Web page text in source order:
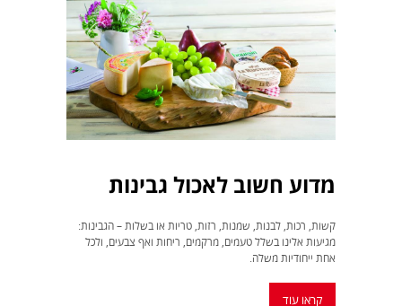
מדוע חשוב לאכול גבינות
קשות, רכות, לבנות, שמנות, רזות, טריות או בשלות – הגבינות:
מגיעות אלינו בשלל טעמים, מרקמים, ריחות ואף צבעים, ולכל
אחת ייחודיות משלה.
קראו עוד